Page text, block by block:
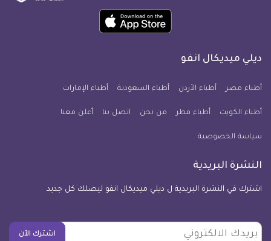
فيسبوكتويتر
ميديكال
يوتيوب
ميديكال
انفو
ميديكال
انفو
ميديكال
انفو
حمل
تطبيق
معلومة
للآيفون
ديلي ميديكال انفو
أطباء مصر أطباء الأردن أطباء السعودية أطباء الإمارات
أطباء الكويت أطباء قطر من نحن اتصل بنا أعلن معنا
سياسة الخصوصية
النشرة البريدية
اشترك في النشرة البريدية ل ديلي ميديكال انفو ليصلك كل جديد
بريدك
اشترك الآن